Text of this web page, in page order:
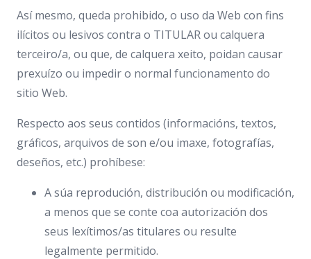
Así mesmo, queda prohibido, o uso da Web con fins
ilícitos ou lesivos contra o TITULAR ou calquera
terceiro/a, ou que, de calquera xeito, poidan causar
prexuízo ou impedir o normal funcionamento do
sitio Web.
Respecto aos seus contidos (informacións, textos,
gráficos, arquivos de son e/ou imaxe, fotografías,
deseños, etc.) prohíbese:
A súa reprodución, distribución ou modificación,
a menos que se conte coa autorización dos
seus lexítimos/as titulares ou resulte
legalmente permitido.